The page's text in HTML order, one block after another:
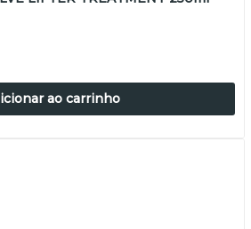
ao carrinho